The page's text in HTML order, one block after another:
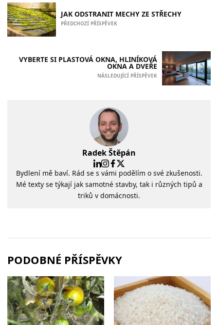
JAK ODSTRANIT MECHY ZE STŘECHY
PŘEDCHOZÍ PŘÍSPĚVEK
VYBERTE SI PLASTOVÁ OKNA, HLINÍKOVÁ
OKNA A DVEŘE
NÁSLEDUJÍCÍ PŘÍSPĚVEK
Radek Štěpán
Bydlení mě baví. Rád se s vámi podělím o své zkušenosti.
Mé texty se týkají jak samotné stavby, tak i různých tipů a
triků v domácnosti.
PODOBNÉ PŘÍSPĚVKY